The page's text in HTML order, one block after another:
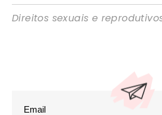
Direitos sexuais e